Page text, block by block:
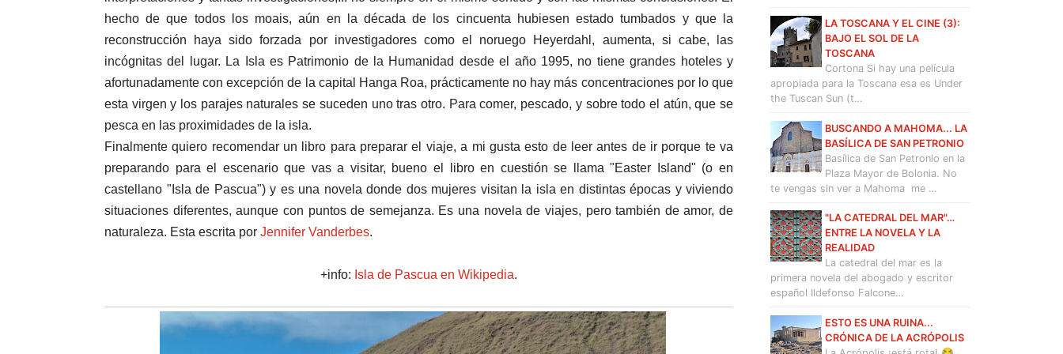
hecho de que todos los moais, aún en la década de los cincuenta hubiesen estado tumbados y que la
reconstrucción haya sido forzada por investigadores como el noruego Heyerdahl, aumenta, si cabe, las
incógnitas del lugar. La Isla es Patrimonio de la Humanidad desde el año 1995, no tiene grandes hoteles y
afortunadamente con excepción de la capital Hanga Roa, prácticamente no hay más concentraciones por lo que
esta virgen y los parajes naturales se suceden uno tras otro. Para comer, pescado, y sobre todo el atún, que se
pesca en las proximidades de la isla.
Finalmente quiero recomendar un libro para preparar el viaje, a mi gusta esto de leer antes de ir porque te va
preparando para el escenario que vas a visitar, bueno el libro en cuestión se llama "Easter Island" (o en
castellano "Isla de Pascua") y es una novela donde dos mujeres visitan la isla en distintas épocas y viviendo
situaciones diferentes, aunque con puntos de semejanza. Es una novela de viajes, pero también de amor, de
naturaleza. Esta escrita por Jennifer Vanderbes.
+info: Isla de Pascua en Wikipedia.
LA TOSCANA Y EL CINE (3):
BAJO EL SOL DE LA
TOSCANA
Cortona Si hay una película
apropiada para la Toscana esa es Under
the Tuscan Sun (t…
BUSCANDO A MAHOMA... LA
BASÍLICA DE SAN PETRONIO
Basílica de San Petronio en la
Plaza Mayor de Bolonia. No
te vengas sin ver a Mahoma me …
"LA CATEDRAL DEL MAR"…
ENTRE LA NOVELA Y LA
REALIDAD
La catedral del mar es la
primera novela del abogado y escritor
español Ildefonso Falcone…
ESTO ES UNA RUINA...
CRÓNICA DE LA ACRÓPOLIS